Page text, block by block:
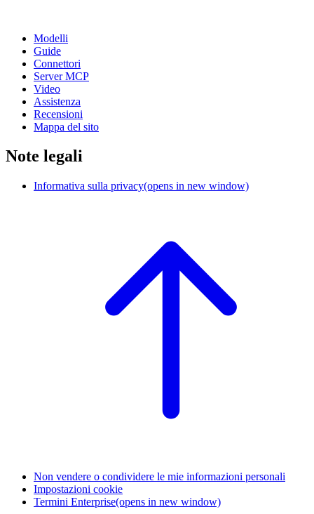
Modelli
Guide
Connettori
Server MCP
Video
Assistenza
Recensioni
Mappa del sito
Note legali
Informativa sulla privacy(opens in new window)
Non vendere o condividere le mie informazioni personali
Impostazioni cookie
Termini Enterprise(opens in new window)